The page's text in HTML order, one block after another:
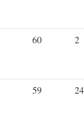
60 2
59 24